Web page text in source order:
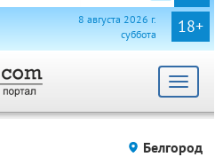
18+
8 августа 2026 г.
суббота
Toggle
Белгород